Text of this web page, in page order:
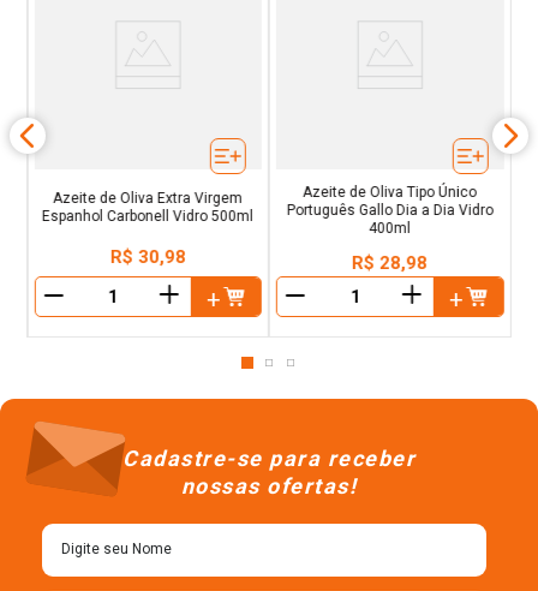
Azeite de Oliva Extra Virgem
Espanhol Carbonell Vidro 500ml
R$ 30,98
＋
Azeite de Oliva Tipo Único
Português Gallo Dia a Dia Vidro
400ml
R$ 28,98
＋
Cadastre-se para receber
nossas ofertas!